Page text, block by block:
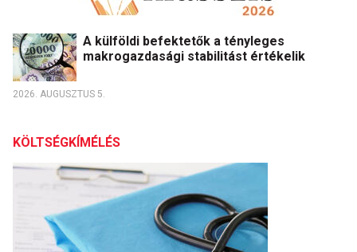
A külföldi befektetők a tényleges
makrogazdasági stabilitást értékelik
2026. AUGUSZTUS 5.
KÖLTSÉGKÍMÉLÉS